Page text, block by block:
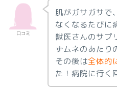
口コミ
肌がガサガサで
なくなるたびに
獣医さんのサプ
ずムネのあたり
その後は全体的
た！病院に行く